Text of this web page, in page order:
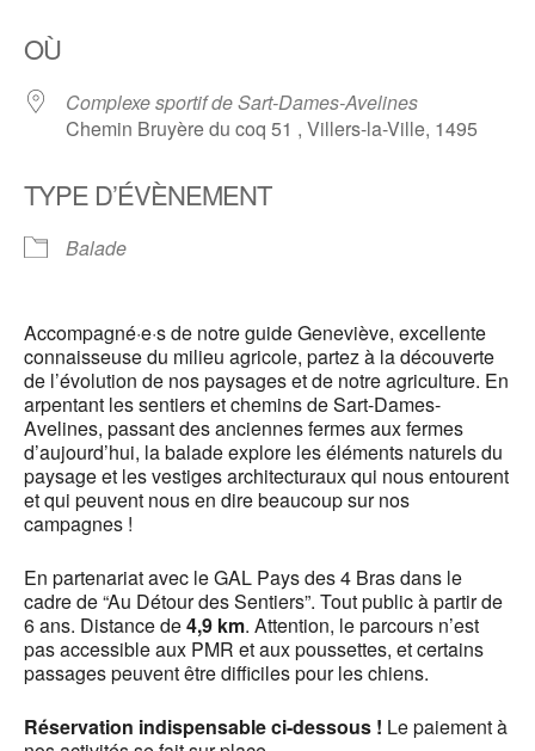
OÙ
Complexe sportif de Sart-Dames-Avelines
Chemin Bruyère du coq 51 , Villers-la-Ville, 1495
TYPE D’ÉVÈNEMENT
Balade
Accompagné·e·s de notre guide Geneviève, excellente
connaisseuse du milieu agricole, partez à la découverte
de l’évolution de nos paysages et de notre agriculture. En
arpentant les sentiers et chemins de Sart-Dames-
Avelines, passant des anciennes fermes aux fermes
d’aujourd’hui, la balade explore les éléments naturels du
paysage et les vestiges architecturaux qui nous entourent
et qui peuvent nous en dire beaucoup sur nos
campagnes !
En partenariat avec le GAL Pays des 4 Bras dans le
cadre de “Au Détour des Sentiers”. Tout public à partir de
6 ans. Distance de4,9 km. Attention, le parcours n’est
pas accessible aux PMR et aux poussettes, et certains
passages peuvent être difficiles pour les chiens.
Réservation indispensable ci-dessous ! Le paiement à